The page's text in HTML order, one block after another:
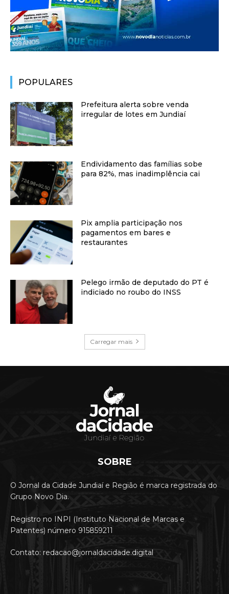
POPULARES
Prefeitura alerta sobre venda
irregular de lotes em Jundiaí
Endividamento das famílias sobe
para 82%, mas inadimplência cai
Pix amplia participação nos
pagamentos em bares e
restaurantes
Pelego irmão de deputado do PT é
indiciado no roubo do INSS
Carregar mais
SOBRE
O Jornal da Cidade Jundiaí e Região é marca registrada do
Grupo Novo Dia.
Registro no INPI (Instituto Nacional de Marcas e
Patentes) número 915859211
Contato: redacao@jornaldacidade.digital